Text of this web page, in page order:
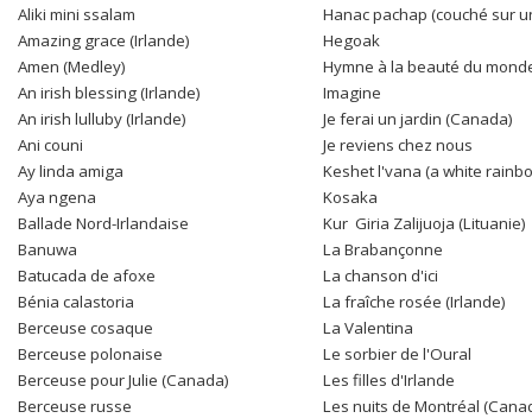
Aliki mini ssalam
Hanac pachap (couché sur
Amazing grace (Irlande)
Hegoak
Amen (Medley)
Hymne à la beauté du
An irish blessing (Irlande)
Imagine
An irish lulluby (Irlande)
Je ferai un jardin (Canada)
Ani couni
Je reviens chez nous
Ay linda amiga
Keshet l'vana (a white
Aya ngena
Kosaka
Ballade Nord-Irlandaise
Kur Giria Zalijuoja (Lituanie)
Banuwa
La Brabançonne
Batucada de afoxe
La chanson d'ici
Bénia calastoria
La fraîche rosée (Irlande)
Berceuse cosaque
La Valentina
Berceuse polonaise
Le sorbier de l'Oural
Berceuse pour Julie (Canada)
Les filles d'Irlande
Berceuse russe
Les nuits de Montréal